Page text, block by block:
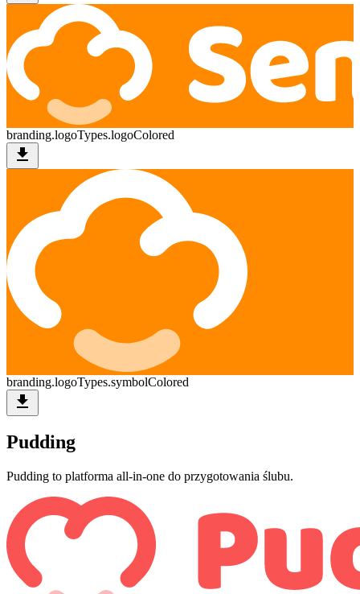
branding.logoTypes.logoColored
download
branding.logoTypes.symbolColored
download
Pudding
Pudding to platforma all-in-one do przygotowania ślubu.